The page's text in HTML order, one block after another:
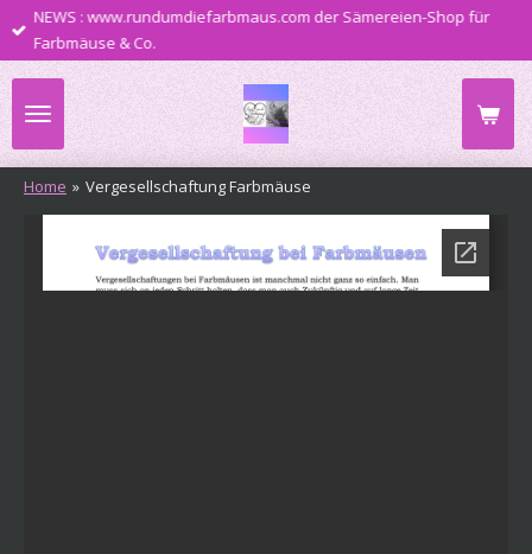
Zum
Hauptinhalt
springen
NEWS : www.rundumdiefarbmaus.com der Sämereien-Shop für
Farbmäuse & Co.
Home » Vergesellschaftung Farbmäuse